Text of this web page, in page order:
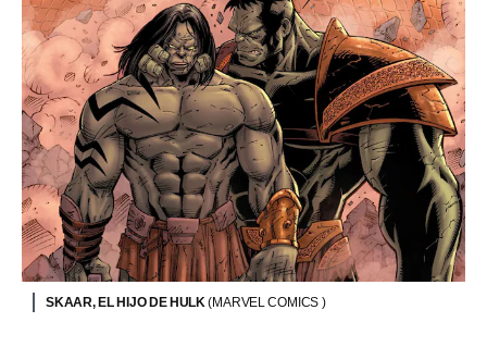
SKAAR, EL HIJO DE HULK(MARVEL COMICS )